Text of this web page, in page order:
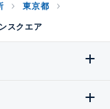
東京都
スクエア